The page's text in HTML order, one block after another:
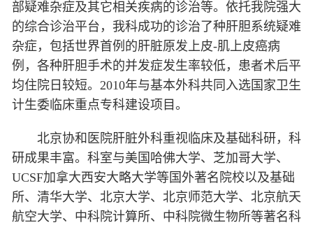
部疑难杂症及其它相关疾病的诊治等。依托我院强大
的综合诊治平台，我科成功的诊治了种肝胆系统疑难
杂症，包括世界首例的肝脏原发上皮-肌上皮癌病
例，各种肝胆手术的并发症发生率较低，患者术后平
均住院日较短。2010年与基本外科共同入选国家卫生
计生委临床重点专科建设项目。
北京协和医院肝脏外科重视临床及基础科研，科
研成果丰富。科室与美国哈佛大学、芝加哥大学、
UCSF加拿大西安大略大学等国外著名院校以及基础
所、清华大学、北京大学、北京师范大学、北京航天
航空大学、中科院计算所、中科院微生物所等著名科